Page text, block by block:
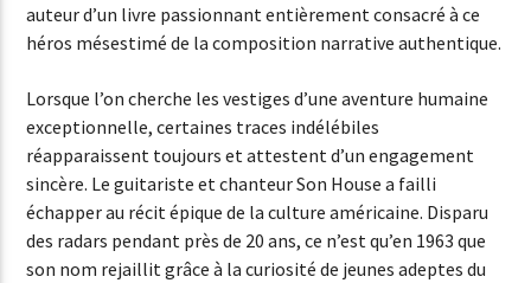
auteur d’un livre passionnant entièrement consacré à ce
héros mésestimé de la composition narrative authentique.
Lorsque l’on cherche les vestiges d’une aventure humaine
exceptionnelle, certaines traces indélébiles
réapparaissent toujours et attestent d’un engagement
sincère. Le guitariste et chanteur Son House a failli
échapper au récit épique de la culture américaine. Disparu
des radars pendant près de 20 ans, ce n’est qu’en 1963 que
son nom rejaillit grâce à la curiosité de jeunes adeptes du